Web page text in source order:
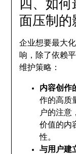
面压制的
企业想要最大
响，除了依赖
维护策略：
内容创作
作的高质
户的注意
价值的内
性。
与用户建